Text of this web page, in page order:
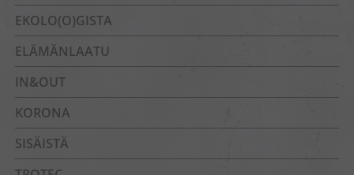
EKOLO(O)GISTA
ELÄMÄNLAATU
IN&OUT
KORONA
SISÄISTÄ